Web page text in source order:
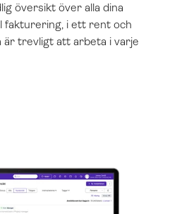
översikt över alla dina
fakturering, i ett rent och
trevligt att arbeta i varje